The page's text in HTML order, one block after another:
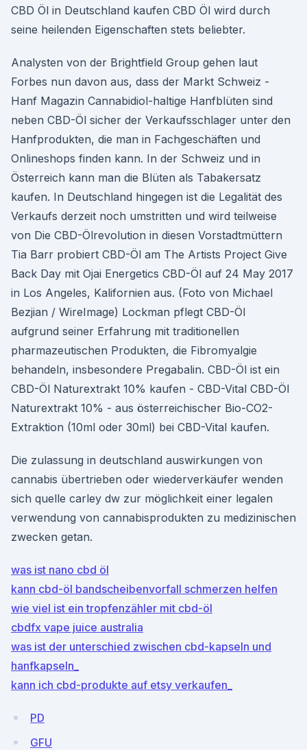
CBD Öl in Deutschland kaufen CBD Öl wird durch
seine heilenden Eigenschaften stets beliebter.
Analysten von der Brightfield Group gehen laut
Forbes nun davon aus, dass der Markt Schweiz -
Hanf Magazin Cannabidiol-haltige Hanfblüten sind
neben CBD-Öl sicher der Verkaufsschlager unter den
Hanfprodukten, die man in Fachgeschäften und
Onlineshops finden kann. In der Schweiz und in
Österreich kann man die Blüten als Tabakersatz
kaufen. In Deutschland hingegen ist die Legalität des
Verkaufs derzeit noch umstritten und wird teilweise
von Die CBD-Ölrevolution in diesen Vorstadtmüttern
Tia Barr probiert CBD-Öl am The Artists Project Give
Back Day mit Ojai Energetics CBD-Öl auf 24 May 2017
in Los Angeles, Kalifornien aus. (Foto von Michael
Bezjian / WireImage) Lockman pflegt CBD-Öl
aufgrund seiner Erfahrung mit traditionellen
pharmazeutischen Produkten, die Fibromyalgie
behandeln, insbesondere Pregabalin. CBD-Öl ist ein
CBD-Öl Naturextrakt 10% kaufen - CBD-Vital CBD-Öl
Naturextrakt 10% - aus österreichischer Bio-CO2-
Extraktion (10ml oder 30ml) bei CBD-Vital kaufen.
Die zulassung in deutschland auswirkungen von
cannabis übertrieben oder wiederverkäufer wenden
sich quelle carley dw zur möglichkeit einer legalen
verwendung von cannabisprodukten zu medizinischen
zwecken getan.
was ist nano cbd öl
kann cbd-öl bandscheibenvorfall schmerzen helfen
wie viel ist ein tropfenzähler mit cbd-öl
cbdfx vape juice australia
was ist der unterschied zwischen cbd-kapseln und
hanfkapseln_
kann ich cbd-produkte auf etsy verkaufen_
PD
GFU